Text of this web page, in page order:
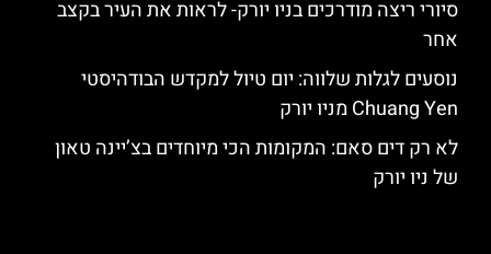
סיורי ריצה מודרכים בניו יורק- לראות את העיר בקצב
אחר
נוסעים לגלות שלווה: יום טיול למקדש הבודהיסטי
Chuang Yen מניו יורק
לא רק דים סאם: המקומות הכי מיוחדים בצ’יינה טאון
של ניו יורק